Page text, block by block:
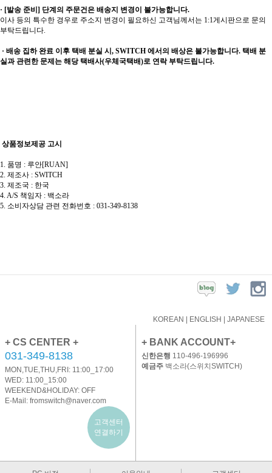
· [발송 준비] 단계의 주문건은 배송지 변경이 불가능합니다.
이사 등의 특수한 경우로 주소지 변경이 필요하신 고객님께서는 1:1게시판으로 문의
부탁드립니다.
· 배송 집하 완료 이후 택배 분실 시, SWITCH 에서의 배상은 불가능합니다. 택배 분
실과 관련한 문제는 해당 택배사(우체국택배)로 연락 부탁드립니다.
상품정보제공 고시
1. 품명 : 루안[RUAN]
2. 제조사 : SWITCH
3. 제조국 : 한국
4. A/S 책임자 : 백소라
5. 소비자상담 관련 전화번호 : 031-349-8138
KOREAN | ENGLISH | JAPANESE
+ CS CENTER +
031-349-8138
MON,TUE,THU,FRI: 11:00_17:00
WED: 11:00_15:00
WEEKEND&HOLIDAY: OFF
E-Mail: fromswitch@naver.com
고객센터
연결하기
+ BANK ACCOUNT+
신한은행 110-496-196996
예금주백소라(스위치SWITCH)